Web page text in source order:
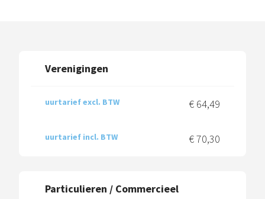
Verenigingen
uurtarief excl. BTW € 64,49
uurtarief incl. BTW € 70,30
Particulieren / Commercieel